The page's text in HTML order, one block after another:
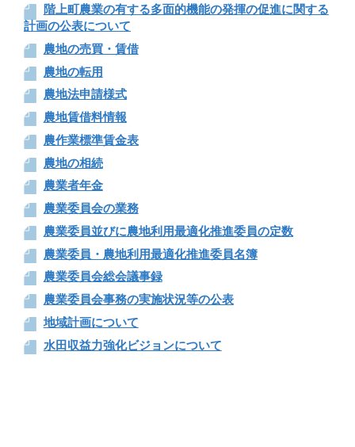
階上町農業の有する多面的機能の発揮の促進に関する
計画の公表について
農地の売買・賃借
農地の転用
農地法申請様式
農地賃借料情報
農作業標準賃金表
農地の相続
農業者年金
農業委員会の業務
農業委員並びに農地利用最適化推進委員の定数
農業委員・農地利用最適化推進委員名簿
農業委員会総会議事録
農業委員会事務の実施状況等の公表
地域計画について
水田収益力強化ビジョンについて